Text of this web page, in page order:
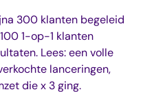
300 klanten begeleid
1-op-1 klanten
Lees: een volle
lanceringen,
die x 3 ging.